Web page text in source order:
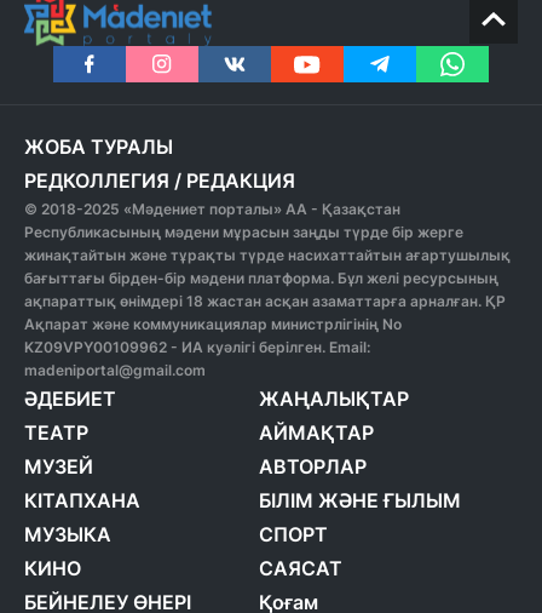
ЖОБА ТУРАЛЫ
РЕДКОЛЛЕГИЯ / РЕДАКЦИЯ
© 2018-2025 «Мәдениет порталы» АА - Қазақстан
Республикасының мәдени мұрасын заңды түрде бір жерге
жинақтайтын және тұрақты түрде насихаттайтын ағартушылық
бағыттағы бірден-бір мәдени платформа. Бұл желі ресурсының
ақпараттық өнімдері 18 жастан асқан азаматтарға арналған. ҚР
Ақпарат және коммуникациялар министрлігінің No
KZ09VPY00109962 - ИА куәлігі берілген. Email:
madeniportal@gmail.com
ӘДЕБИЕТ
ТЕАТР
МУЗЕЙ
КІТАПХАНА
МУЗЫКА
КИНО
БЕЙНЕЛЕУ ӨНЕРІ
ЖАҢАЛЫҚТАР
АЙМАҚТАР
АВТОРЛАР
БІЛІМ ЖӘНЕ ҒЫЛЫМ
СПОРТ
САЯСАТ
Қоғам